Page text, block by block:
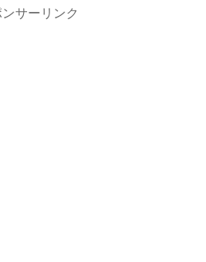
ンサーリンク